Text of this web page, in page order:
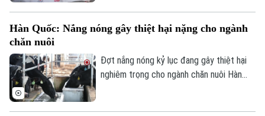
của người dân địa phương.
Hàn Quốc: Nắng nóng gây thiệt hại nặng cho ngành
chăn nuôi
Đợt nắng nóng kỷ lục đang gây thiệt hại
nghiêm trọng cho ngành chăn nuôi Hàn